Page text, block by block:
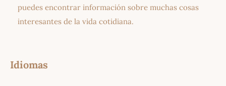
puedes encontrar información sobre muchas cosas
interesantes de la vida cotidiana.
Idiomas